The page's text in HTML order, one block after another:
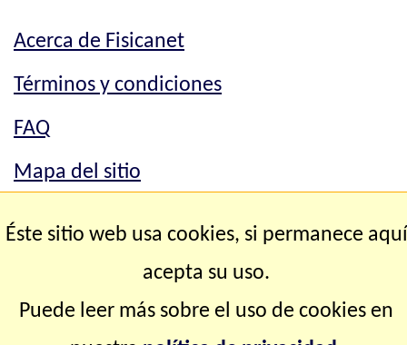
Acerca de Fisicanet
Términos y condiciones
FAQ
Mapa del sitio
Mapa del sitio
Éste sitio web usa cookies, si permanece aquí
acepta su uso.
Puede leer más sobre el uso de cookies en